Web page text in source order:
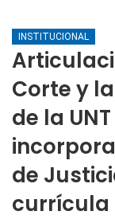
INSTITUCIONAL
Corte y
de la
de
currícula